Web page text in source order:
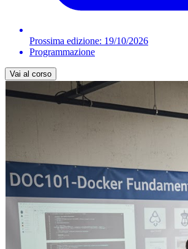
Prossima edizione: 19/10/2026
Programmazione
Vai al corso